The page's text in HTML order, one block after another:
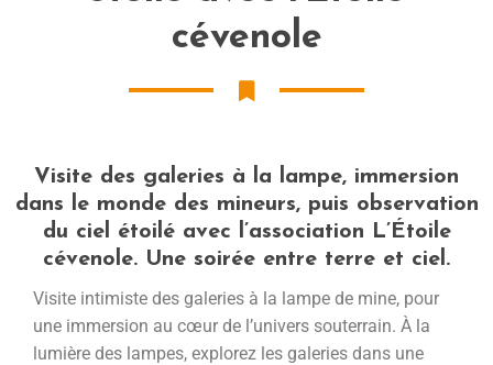
cévenole
Visite des galeries à la lampe, immersion
dans le monde des mineurs, puis observation
du ciel étoilé avec l’association L’Étoile
cévenole. Une soirée entre terre et ciel.
Visite intimiste des galeries à la lampe de mine, pour
une immersion au cœur de l’univers souterrain. À la
lumière des lampes, explorez les galeries dans une